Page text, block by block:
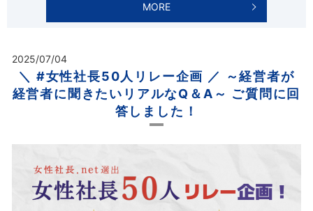
MORE
2025/07/04
＼ #女性社長50人リレー企画 ／ ～経営者が
経営者に聞きたいリアルなQ＆A～ ご質問に回
答しました！